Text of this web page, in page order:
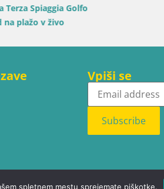
Golfo
v živo
Vpiši se
Subscribe
spletnem mestu sprejemate piškotke.